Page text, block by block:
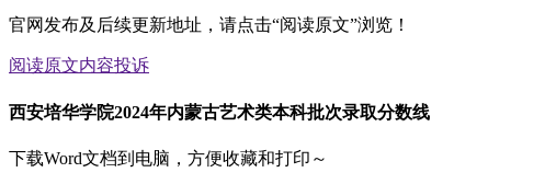
官网发布及后续更新地址，请点击“阅读原文”浏览！
阅读原文内容投诉
西安培华学院2024年内蒙古艺术类本科批次录取分数线
下载Word文档到电脑，方便收藏和打印～